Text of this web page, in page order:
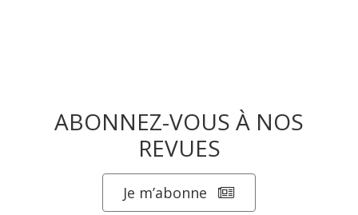
ABONNEZ-VOUS À NOS
REVUES
Je m’abonne